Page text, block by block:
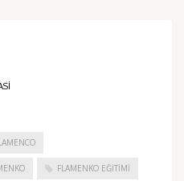
FLAMENKO EĞITIMI